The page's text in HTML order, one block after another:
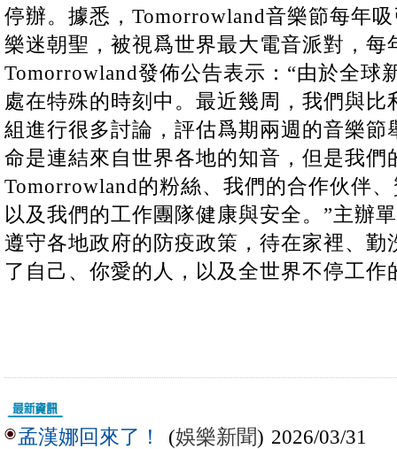
停辦。據悉，Tomorrowland音樂節每年
樂迷朝聖，被視爲世界最大電音派對，每
Tomorrowland發佈公告表示：“由於全球
處在特殊的時刻中。最近幾周，我們與
組進行很多討論，評估爲期兩週的音樂節
命是連結來自世界各地的知音，但是我們
Tomorrowland的粉絲、我們的合作伙伴
以及我們的工作團隊健康與安全。”主辦
遵守各地政府的防疫政策，待在家裡、勤
了自己、你愛的人，以及全世界不停工作
孟漢娜回來了！ (娛樂新聞) 2026/03/31